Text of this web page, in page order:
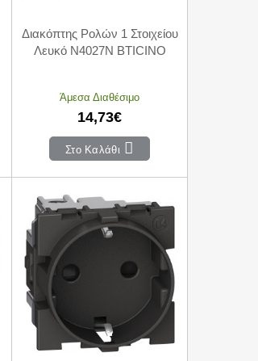
Διακόπτης Ρολών 1 Στοιχείου
Λευκό N4027N BTICINO
Άμεσα Διαθέσιμο
14,73€
Στο Καλάθι